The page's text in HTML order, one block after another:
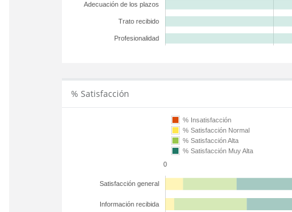
Adecuación de los plazos
Trato recibido
Profesionalidad
% Satisfacción
0
Satisfacción general
Información recibida
% Insatisfacción
% Satisfacción Normal
% Satisfacción Alta
% Satisfacción Muy Alta